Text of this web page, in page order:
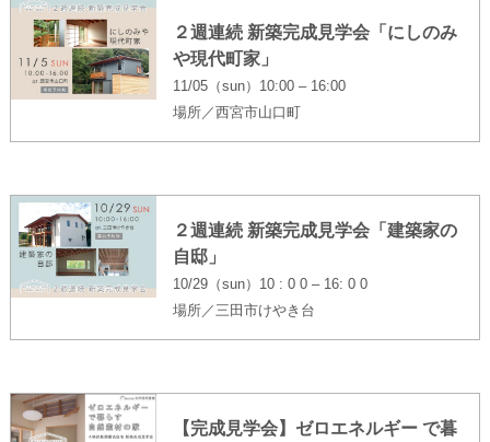
２週連続 新築完成見学会「にしのみ
や現代町家」
11/05（sun）10:00 – 16:00
場所／西宮市山口町
２週連続 新築完成見学会「建築家の
自邸」
10/29（sun）10 : 0 0 – 16: 0 0
場所／三田市けやき台
【完成見学会】ゼロエネルギー で暮